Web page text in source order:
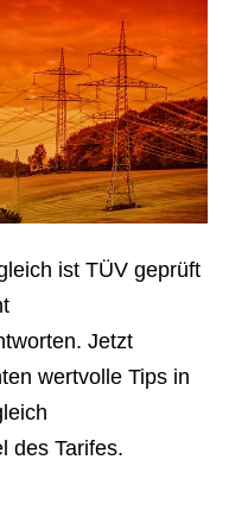
ist TÜV geprüft
Jetzt
wertvolle Tips in
des Tarifes.